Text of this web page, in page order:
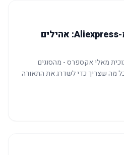
אהיל זכוכית למנורה מ-Aliexpress: אהילים
מאלי אקספרס - מהסוגים
מה שצריך כדי לשדרג את התאורה